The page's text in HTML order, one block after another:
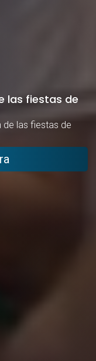
las fiestas de
de las fiestas de